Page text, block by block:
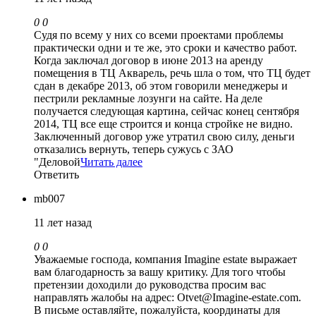
0 0
Судя по всему у них со всеми проектами проблемы
практически одни и те же, это сроки и качество работ.
Когда заключал договор в июне 2013 на аренду
помещения в ТЦ Акварель, речь шла о том, что ТЦ будет
сдан в декабре 2013, об этом говорили менеджеры и
пестрили рекламные лозунги на сайте. На деле
получается следующая картина, сейчас конец сентября
2014, ТЦ все еще строится и конца стройке не видно.
Заключенный договор уже утратил свою силу, деньги
отказались вернуть, теперь сужусь с ЗАО
"ДеловойЧитать далее
Ответить
mb007
11 лет назад
0 0
Уважаемые господа, компания Imagine estate выражает
вам благодарность за вашу критику. Для того чтобы
претензии доходили до руководства просим вас
направлять жалобы на адрес: Otvet@Imagine-estate.com.
В письме оставляйте, пожалуйста, координаты для